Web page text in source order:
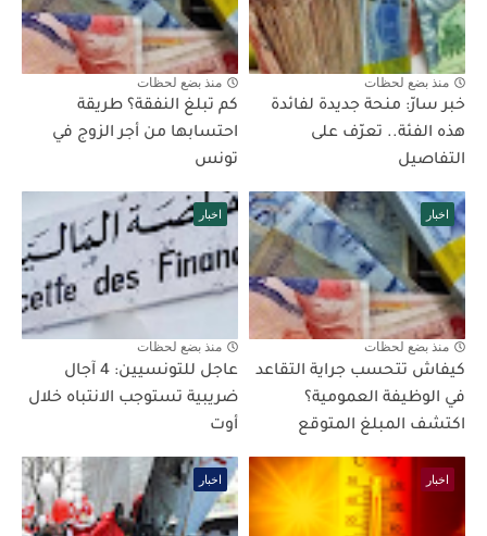
منذ بضع لحظات
خبر سارّ: منحة جديدة لفائدة
هذه الفئة.. تعرّف على
التفاصيل
منذ بضع لحظات
كم تبلغ النفقة؟ طريقة
احتسابها من أجر الزوج في
تونس
اخبار
منذ بضع لحظات
كيفاش تتحسب جراية التقاعد
في الوظيفة العمومية؟
اكتشف المبلغ المتوقع
اخبار
منذ بضع لحظات
عاجل للتونسيين: 4 آجال
ضريبية تستوجب الانتباه خلال
أوت
اخبار اخبار